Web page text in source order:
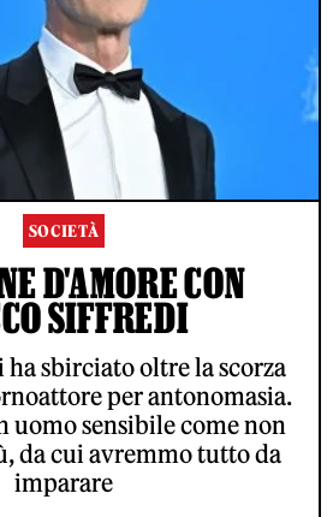
SOCIETÀ
D'AMORE CON
SIFFREDI
ha sbirciato oltre la scorza
per antonomasia.
uomo sensibile come non
da cui avremmo tutto da
imparare